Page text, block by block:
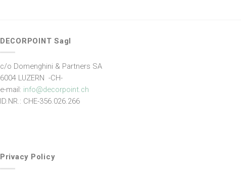
DECORPOINT Sagl
c/o Domenghini & Partners SA
6004 LUZERN -CH-
e-mail: info@decorpoint.ch
ID.NR.: CHE-356.026.266
Privacy Policy